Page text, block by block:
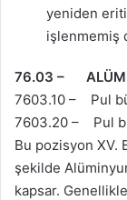
yeniden
işlenmemiş
76.03 –
7603.10 – Pul
7603.20 – Pul
Bu pozisyon XV.
şekilde
kapsar.